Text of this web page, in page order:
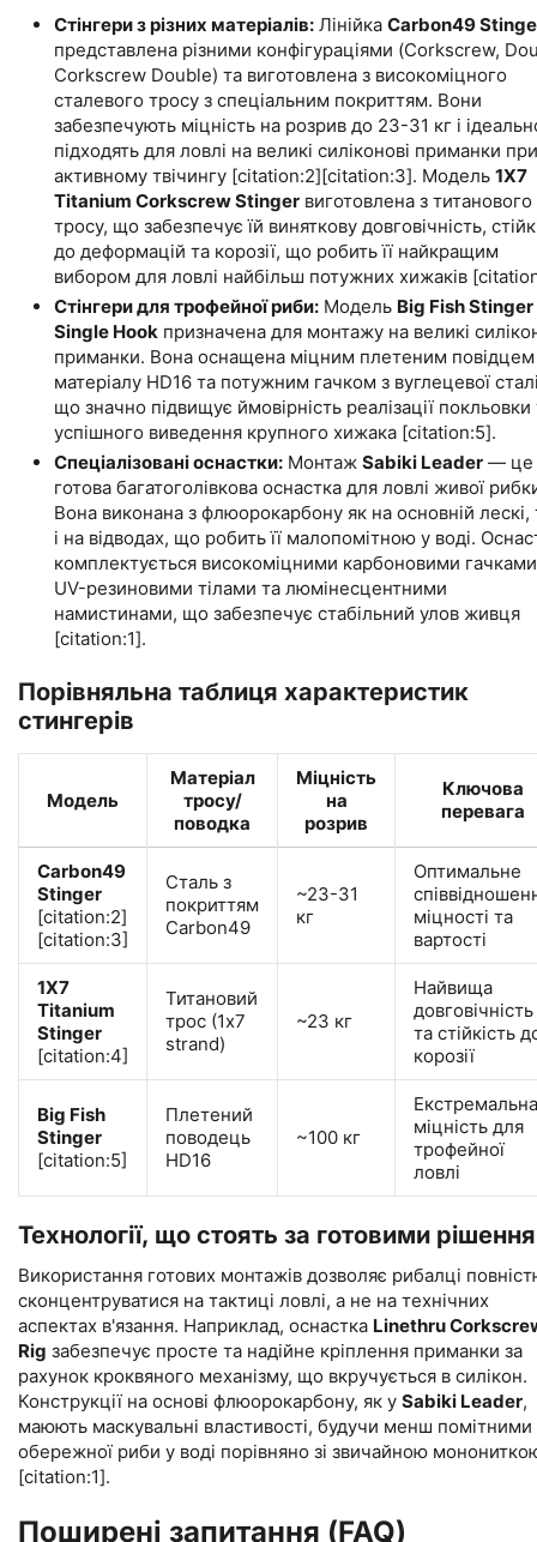
Стінгери з різних матеріалів: Лінійка Carbon49
представлена різними конфігураціями (Corkscrew,
Corkscrew Double) та виготовлена з високоміцного
сталевого тросу з спеціальним покриттям. Вони
забезпечують міцність на розрив до 23-31 кг і
підходять для ловлі на великі силіконові приманки при
активному твічингу [citation:2][citation:3]. Модель 1X7
Titanium Corkscrew Stinger виготовлена з титанового
тросу, що забезпечує їй виняткову довговічність,
до деформацій та корозії, що робить її найкращим
вибором для ловлі найбільш потужних хижаків
Стінгери для трофейної риби: Модель Big Fish Stinger
Single Hook призначена для монтажу на великі
приманки. Вона оснащена міцним плетеним повідцем
матеріалу HD16 та потужним гачком з вуглецевої
що значно підвищує ймовірність реалізації покльовки
успішного виведення крупного хижака [citation:5].
Спеціалізовані оснастки: Монтаж Sabiki Leader — це
готова багатоголівкова оснастка для ловлі живої
Вона виконана з флюорокарбону як на основній лескі,
і на відводах, що робить її малопомітною у воді.
комплектується високоміцними карбоновими
UV-резиновими тілами та люмінесцентними
намистинами, що забезпечує стабільний улов живця
[citation:1].
Порівняльна таблиця характеристик
стингерів
Модель
Матеріал
тросу/
поводка
Міцність
на
розрив
Ключова
перевага
Carbon49
Stinger
[citation:2]
[citation:3]
Сталь з
покриттям
Carbon49
~23-31
кг
Оптимальне
міцності та
вартості
1X7
Titanium
Stinger
[citation:4]
Титановий
трос (1x7
strand)
~23 кг
Найвища
довговічність
та стійкість
корозії
Big Fish
Stinger
[citation:5]
Плетений
поводець
HD16
~100 кг
Екстремальна
міцність для
трофейної
ловлі
Технології, що стоять за готовими
Використання готових монтажів дозволяє рибалці
сконцентруватися на тактиці ловлі, а не на технічних
аспектах в'язання. Наприклад, оснастка Linethru
Rig забезпечує просте та надійне кріплення приманки за
рахунок кроквяного механізму, що вкручується в силікон.
Конструкції на основі флюорокарбону, як у Sabiki Leader,
маюють маскувальні властивості, будучи менш помітними
обережної риби у воді порівняно зі звичайною
[citation:1].
Поширені запитання (FAQ)